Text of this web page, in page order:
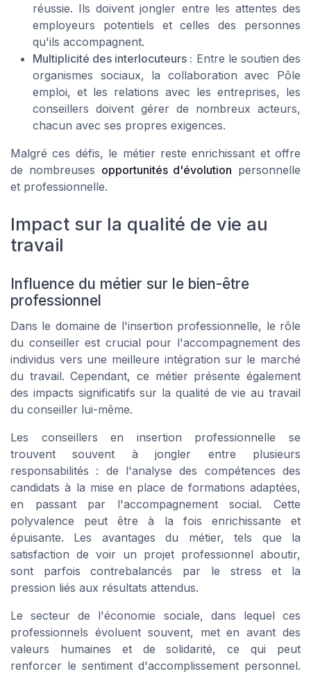
réussie. Ils doivent jongler entre les attentes des
employeurs potentiels et celles des personnes
qu'ils accompagnent.
Multiplicité des interlocuteurs : Entre le soutien des
organismes sociaux, la collaboration avec Pôle
emploi, et les relations avec les entreprises, les
conseillers doivent gérer de nombreux acteurs,
chacun avec ses propres exigences.
Malgré ces défis, le métier reste enrichissant et offre
de nombreuses opportunités d'évolution personnelle
et professionnelle.
Impact sur la qualité de vie au
travail
Influence du métier sur le bien-être
professionnel
Dans le domaine de l'insertion professionnelle, le rôle
du conseiller est crucial pour l'accompagnement des
individus vers une meilleure intégration sur le marché
du travail. Cependant, ce métier présente également
des impacts significatifs sur la qualité de vie au travail
du conseiller lui-même.
Les conseillers en insertion professionnelle se
trouvent souvent à jongler entre plusieurs
responsabilités : de l'analyse des compétences des
candidats à la mise en place de formations adaptées,
en passant par l'accompagnement social. Cette
polyvalence peut être à la fois enrichissante et
épuisante. Les avantages du métier, tels que la
satisfaction de voir un projet professionnel aboutir,
sont parfois contrebalancés par le stress et la
pression liés aux résultats attendus.
Le secteur de l'économie sociale, dans lequel ces
professionnels évoluent souvent, met en avant des
valeurs humaines et de solidarité, ce qui peut
renforcer le sentiment d'accomplissement personnel.